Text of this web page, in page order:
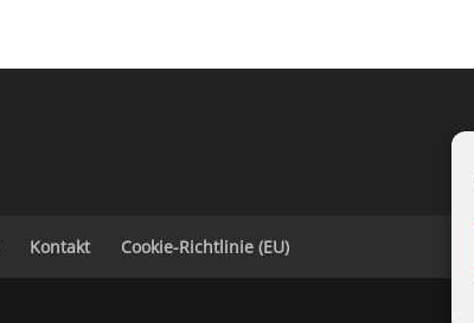
Kontakt Cookie-Richtlinie (EU)